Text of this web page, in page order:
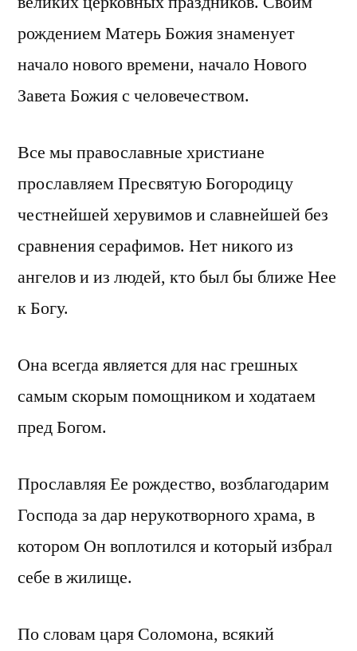
рождением Матерь Божия знаменует
начало нового времени, начало Нового
Завета Божия с человечеством.
Все мы православные христиане
прославляем Пресвятую Богородицу
честнейшей херувимов и славнейшей без
сравнения серафимов. Нет никого из
ангелов и из людей, кто был бы ближе Нее
к Богу.
Она всегда является для нас грешных
самым скорым помощником и ходатаем
пред Богом.
Прославляя Ее рождество, возблагодарим
Господа за дар нерукотворного храма, в
котором Он воплотился и который избрал
себе в жилище.
По словам царя Соломона, всякий